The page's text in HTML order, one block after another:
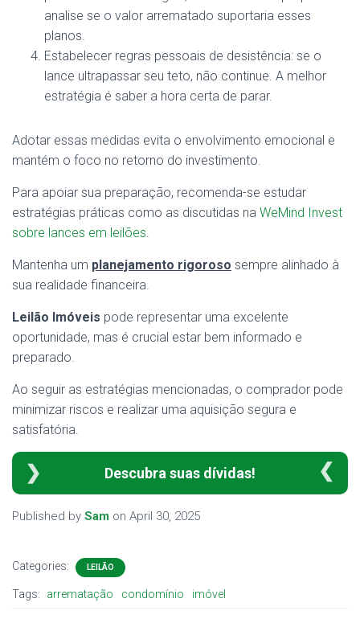
analise se o valor arrematado suportaria esses
planos.
Estabelecer regras pessoais de desistência: se o
lance ultrapassar seu teto, não continue. A melhor
estratégia é saber a hora certa de parar.
Adotar essas medidas evita o envolvimento emocional e
mantém o foco no retorno do investimento.
Para apoiar sua preparação, recomenda-se estudar
estratégias práticas como as discutidas na WeMind Invest
sobre lances em leilões.
Mantenha um planejamento rigoroso sempre alinhado à
sua realidade financeira.
Leilão Imóveis pode representar uma excelente
oportunidade, mas é crucial estar bem informado e
preparado.
Ao seguir as estratégias mencionadas, o comprador pode
minimizar riscos e realizar uma aquisição segura e
satisfatória.
Descubra suas dívidas!
Published by Sam on April 30, 2025
Categories: LEILÃO
Tags: arrematação condomínio imóvel